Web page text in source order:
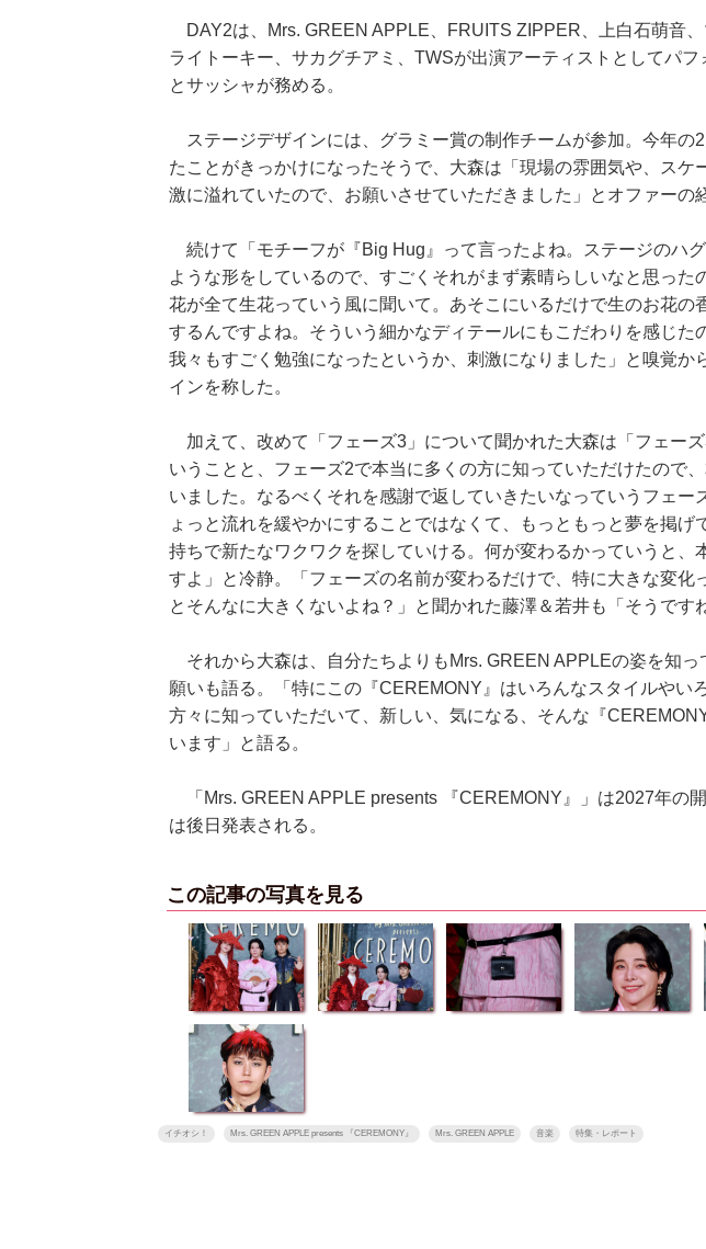
DAY2は、Mrs. GREEN APPLE、FRUITS ZIPPER、上白石萌音
ライトーキー、サカグチアミ、TWSが出演アーティストとしてパ
とサッシャが務める。
ステージデザインには、グラミー賞の制作チームが参加。今年の
たことがきっかけになったそうで、大森は「現場の雰囲気や、スケ
激に溢れていたので、お願いさせていただきました」とオファーの
続けて「モチーフが『Big Hug』って言ったよね。ステージのハ
ような形をしているので、すごくそれがまず素晴らしいなと思った
花が全て生花っていう風に聞いて。あそこにいるだけで生のお花の
するんですよね。そういう細かなディテールにもこだわりを感じた
我々もすごく勉強になったというか、刺激になりました」と嗅覚か
インを称した。
加えて、改めて「フェーズ3」について聞かれた大森は「フェー
いうことと、フェーズ2で本当に多くの方に知っていただけたので
いました。なるべくそれを感謝で返していきたいなっていうフェー
ょっと流れを緩やかにすることではなくて、もっともっと夢を掲げ
持ちで新たなワクワクを探していける。何が変わるかっていうと、
すよ」と冷静。「フェーズの名前が変わるだけで、特に大きな変化
とそんなに大きくないよね？」と聞かれた藤澤＆若井も「そうです
それから大森は、自分たちよりもMrs. GREEN APPLEの姿を知っ
願いも語る。「特にこの『CEREMONY』はいろんなスタイルやい
方々に知っていただいて、新しい、気になる、そんな『
います」と語る。
「Mrs. GREEN APPLE presents 『CEREMONY』」は2027年の
は後日発表される。
この記事の写真を見る
イチオシ！ Mrs. GREEN APPLE presents 『CEREMONY』 Mrs. GREEN APPLE 音楽 特集・レポート